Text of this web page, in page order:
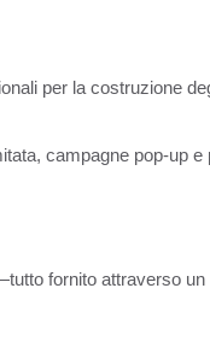
per la costruzione
campagne pop-up e
fornito attraverso un